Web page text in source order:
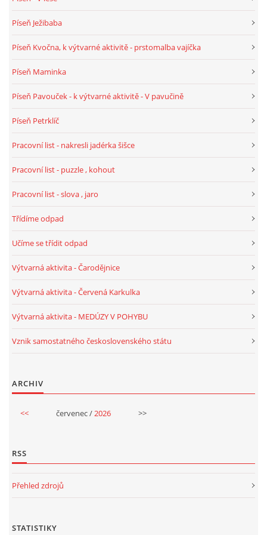
SMYSLOVÁ AKTIVITA
JÓGOVÉ CVIČENÍ, TYPY, RADY, RECENZE
STÁTNÍ SVÁTKY
20.10. DEN STROMŮ
DUŠIČKY
SVATÁ KATEŘINA 25.LISTOPADU
MIKULÁŠ, ČERTI
Píseň Ježibaba
Píseň Kvočna, k výtvarné aktivitě - prstomalba vajíčka
Píseň Maminka
Píseň Pavouček - k výtvarné aktivitě - V pavučině
Píseň Petrklíč
Pracovní list - nakresli jadérka šišce
Pracovní list - puzzle , kohout
Pracovní list - slova , jaro
Třídíme odpad
Učíme se třídit odpad
Výtvarná aktivita - Čarodějnice
Výtvarná aktivita - Červená Karkulka
Výtvarná aktivita - MEDÚZY V POHYBU
Vznik samostatného československého státu
ARCHIV
<< červenec / 2026 >>
RSS
Přehled zdrojů
STATISTIKY